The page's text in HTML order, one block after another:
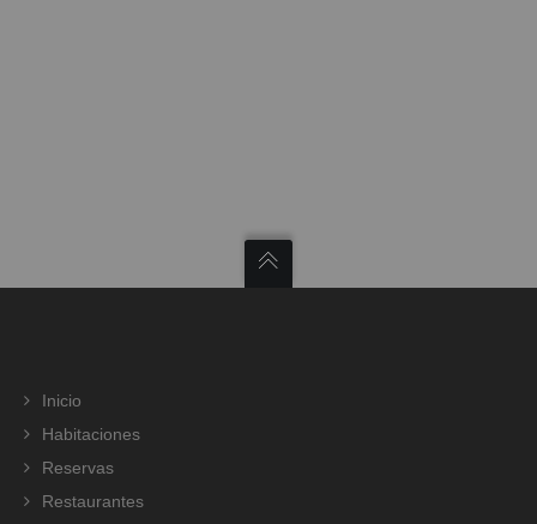
Inicio
Habitaciones
Reservas
Restaurantes